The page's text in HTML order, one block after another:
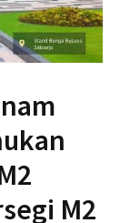
M2